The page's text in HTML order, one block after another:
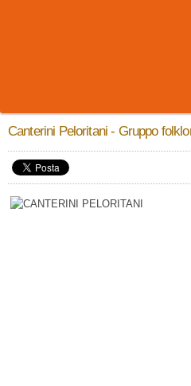
Canterini Peloritani - Gruppo